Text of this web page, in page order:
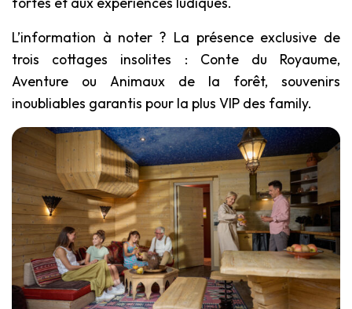
L’information à noter ? La présence exclusive de
trois cottages insolites : Conte du Royaume,
Aventure ou Animaux de la forêt, souvenirs
inoubliables garantis pour la plus VIP des family.